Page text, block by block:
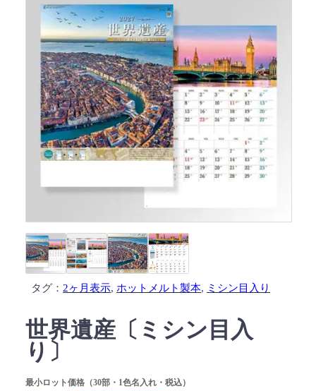
タグ： 2ヶ月表示, ホットメルト製本, ミシン目入り
世界遺産〔ミシン目入
り〕
最小ロット価格（30部・1色名入れ・税込）